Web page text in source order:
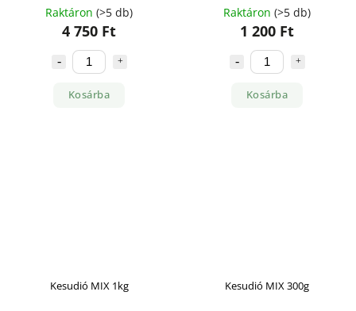
Raktáron (>5 db)
4 750 Ft
Kosárba
Raktáron (>5 db)
1 200 Ft
Kosárba
Kesudió MIX 1kg Kesudió MIX 300g